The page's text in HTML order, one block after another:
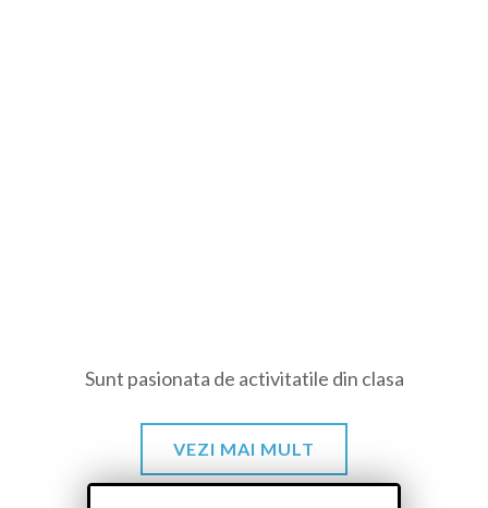
Sunt pasionata de activitatile din clasa
VEZI MAI MULT